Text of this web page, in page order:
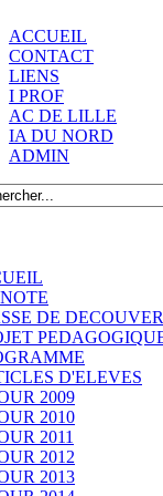
ACCUEIL
CONTACT
LIENS
I PROF
AC DE LILLE
IA DU NORD
ADMIN
DE
D'ELEVES
2009
2010
2011
2012
2013